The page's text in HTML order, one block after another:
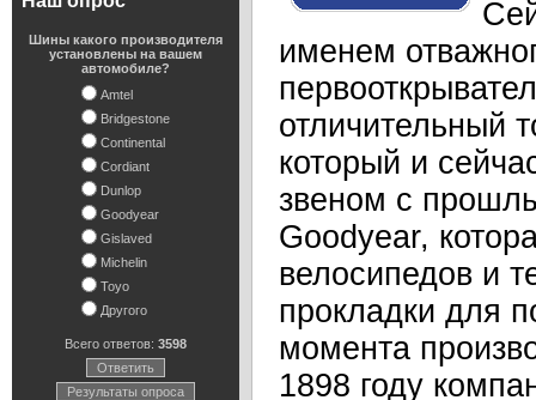
Шины какого производителя
установлены на вашем
автомобиле?
Amtel
Bridgestone
Continental
Cordiant
Dunlop
Goodyear
Gislaved
Michelin
Toyo
Другого
Всего ответов: 3598
Ответить
Результаты опроса
именем
отличительный
который и
звеном с
Goodyear,
велосипедов и
прокладки для
момента
1898 году